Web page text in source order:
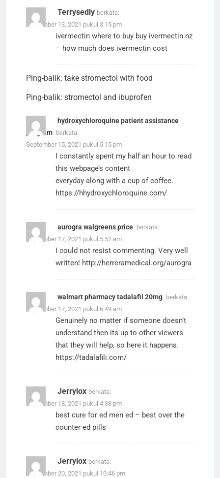
Terrysedly berkata:
September 13, 2021 pukul 3:15 pm
ivermectin where to buy buy ivermectin nz
– how much does ivermectin cost
Ping-balik: take stromectol with food
Ping-balik: stromectol and ibuprofen
hydroxychloroquine patient assistance
program berkata:
September 15, 2021 pukul 5:15 pm
I constantly spent my half an hour to read
this webpage’s content
everyday along with a cup of coffee.
https://hhydroxychloroquine.com/
aurogra walgreens price berkata:
September 17, 2021 pukul 5:52 am
I could not resist commenting. Very well
written! http://herreramedical.org/aurogra
walmart pharmacy tadalafil 20mg berkata:
September 17, 2021 pukul 6:49 am
Genuinely no matter if someone doesn’t
understand then its up to other viewers
that they will help, so here it happens.
https://tadalafili.com/
Jerrylox berkata:
September 18, 2021 pukul 4:38 pm
best cure for ed men ed – best over the
counter ed pills
Jerrylox berkata:
September 20, 2021 pukul 10:46 pm